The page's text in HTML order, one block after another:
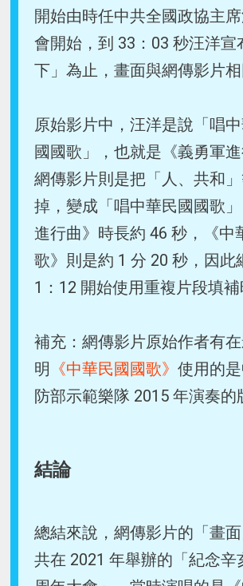
開始由時任中共全國政協主
會開始，到 33：03 秒汪洋宣
下」為止，畫面與網傳影片相
原始影片中，汪洋是說「唱
國國歌」，也就是《義勇軍
網傳影片則是把「人、共和
掉，變成「唱中華民國國歌
進行曲》時長約 46 秒，《中
歌》則是約 1 分 20 秒，因此
1：12 開始使用重複片段填補
補充：網傳影片原始作者有
明 《中華民國國歌》使用的
防部示範樂隊 2015 年演奏的
結論
總結來說，網傳影片的「畫
共在 2021 年舉辦的「紀念辛